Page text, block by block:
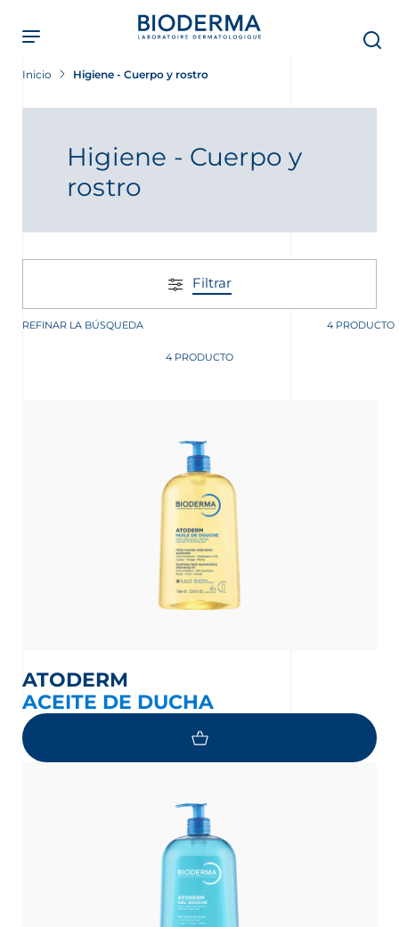
main
content
Inicio Higiene - Cuerpo y rostro
Higiene - Cuerpo y
rostro
Filtrar
REFINAR LA BÚSQUEDA 4 PRODUCTO
4 PRODUCTO
ATODERM
ACEITE DE DUCHA